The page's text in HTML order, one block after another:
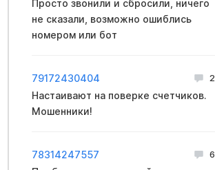
Просто звонили и сбросили, ничего
не сказали, возможно ошиблись
номером или бот
79172430404 2
Настаивают на поверке счетчиков.
Мошенники!
78314247557 6